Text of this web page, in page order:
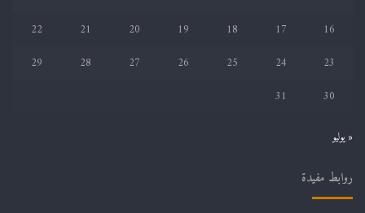
16
17
18
19
20
21
22
23
24
25
26
27
28
29
30
31
« يوليو
روابط مفيدة